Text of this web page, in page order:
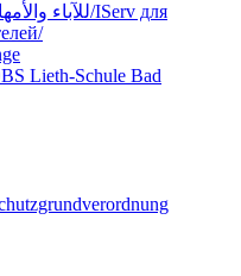
Lieth-Schule Bad